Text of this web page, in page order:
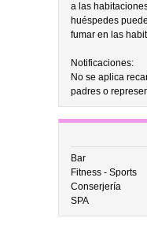
a las
huéspedes
fumar en las
Notificaciones:
No se aplica
padres o
Bar
Fitness - Sports
Conserjería
SPA